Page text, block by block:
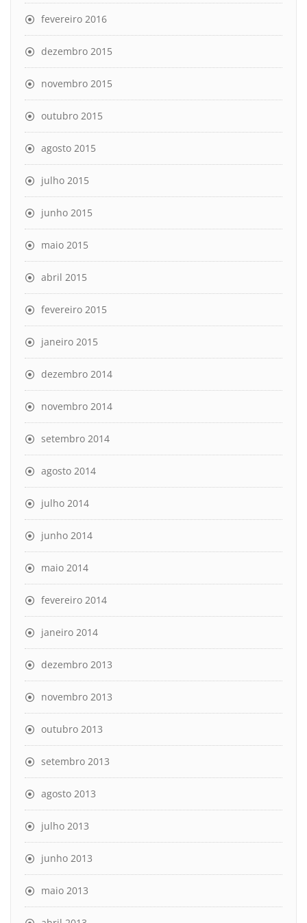
fevereiro 2016
dezembro 2015
novembro 2015
outubro 2015
agosto 2015
julho 2015
junho 2015
maio 2015
abril 2015
fevereiro 2015
janeiro 2015
dezembro 2014
novembro 2014
setembro 2014
agosto 2014
julho 2014
junho 2014
maio 2014
fevereiro 2014
janeiro 2014
dezembro 2013
novembro 2013
outubro 2013
setembro 2013
agosto 2013
julho 2013
junho 2013
maio 2013